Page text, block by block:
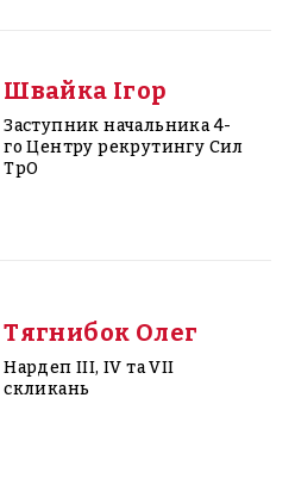
Швайка Ігор
Заступник начальника 4-
го Центру рекрутингу Сил
ТрО
Тягнибок Олег
Нардеп III, IV та VII
скликань